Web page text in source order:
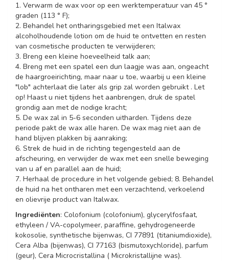
1. Verwarm de wax voor op een werktemperatuur van 45 °
graden (113 ° F);
2. Behandel het ontharingsgebied met een Italwax
alcoholhoudende lotion om de huid te ontvetten en resten
van cosmetische producten te verwijderen;
3. Breng een kleine hoeveelheid talk aan;
4. Breng met een spatel een dun laagje was aan, ongeacht
de haargroeirichting, maar naar u toe, waarbij u een kleine
"lob" achterlaat die later als grip zal worden gebruikt . Let
op! Haast u niet tijdens het aanbrengen, druk de spatel
grondig aan met de nodige kracht;
5. De wax zal in 5-6 seconden uitharden. Tijdens deze
periode pakt de wax alle haren. De wax mag niet aan de
hand blijven plakken bij aanraking;
6. Strek de huid in de richting tegengesteld aan de
afscheuring, en verwijder de wax met een snelle beweging
van u af en parallel aan de huid;
7. Herhaal de procedure in het volgende gebied; 8. Behandel
de huid na het ontharen met een verzachtend, verkoelend
en olievrije product van Italwax.
Ingrediënten: Colofonium (colofonium), glycerylfosfaat,
ethyleen / VA-copolymeer, paraffine, gehydrogeneerde
kokosolie, synthetische bijenwas, CI 77891 (titaniumdioxide),
Cera Alba (bijenwas), CI 77163 (bismutoxychloride), parfum
(geur), Cera Microcristallina ( Microkristallijne was).